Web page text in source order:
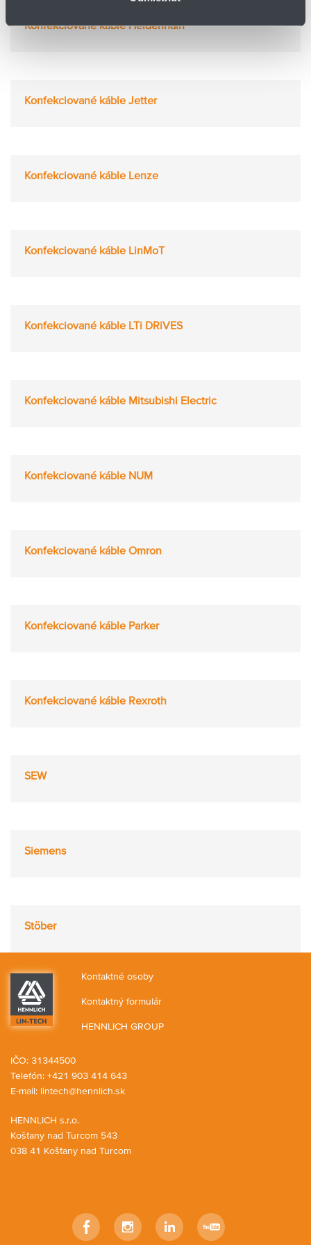
Konfekciované káble Heidenhain
Konfekciované káble Jetter
Konfekciované káble Lenze
Konfekciované káble LinMoT
Konfekciované káble LTi DRiVES
Konfekciované káble Mitsubishi Electric
Konfekciované káble NUM
Konfekciované káble Omron
Konfekciované káble Parker
Konfekciované káble Rexroth
SEW
Siemens
Stöber
Kontaktné osoby
Kontaktný formulár
HENNLICH GROUP
HENNLICH s.r.o.
Košťany nad Turcom 543
038 41 Košťany nad Turcom
IČO: 31344500
Telefón: +421 903 414 643
E-mail: lintech@hennlich.sk
FacebookInstagramLinkedIn YouTube